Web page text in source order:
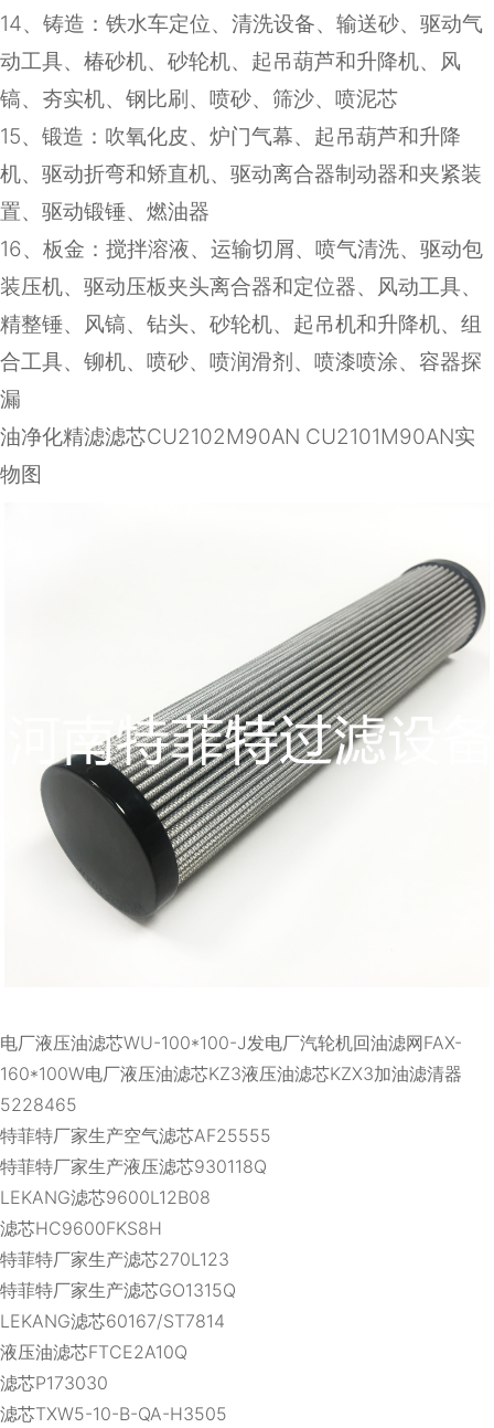
14、铸造：铁水车定位、清洗设备、输送砂、驱动气
动工具、椿砂机、砂轮机、起吊葫芦和升降机、风
镐、夯实机、钢比刷、喷砂、筛沙、喷泥芯
15、锻造：吹氧化皮、炉门气幕、起吊葫芦和升降
机、驱动折弯和矫直机、驱动离合器制动器和夹紧装
置、驱动锻锤、燃油器
16、板金：搅拌溶液、运输切屑、喷气清洗、驱动包
装压机、驱动压板夹头离合器和定位器、风动工具、
精整锤、风镐、钻头、砂轮机、起吊机和升降机、组
合工具、铆机、喷砂、喷润滑剂、喷漆喷涂、容器探
漏
油净化精滤滤芯CU2102M90AN CU2101M90AN实
物图
电厂液压油滤芯WU-100*100-J发电厂汽轮机回油滤网FAX-
160*100W电厂液压油滤芯KZ3液压油滤芯KZX3加油滤清器
5228465
特菲特厂家生产空气滤芯AF25555
特菲特厂家生产液压滤芯930118Q
LEKANG滤芯9600L12B08
滤芯HC9600FKS8H
特菲特厂家生产滤芯270L123
特菲特厂家生产滤芯GO1315Q
LEKANG滤芯60167/ST7814
液压油滤芯FTCE2A10Q
滤芯P173030
滤芯TXW5-10-B-QA-H3505